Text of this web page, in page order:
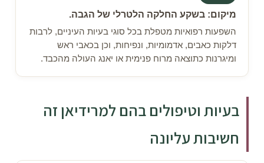
מיקום: בשקע החלקה הלטרלי של הגבה.
השפעות רפואיות מטפלת בכל סוגי בעיות העיניים, לרבות
דלקות כאבים, אדמומיות, ונפיחות, וכן בכאבי ראש
ומיגרנות כתוצאה מרוח פנימית או יאנג העולה מהכבד.
בעיות וטיפולים בהם למרידיאן זה
חשיבות עליונה